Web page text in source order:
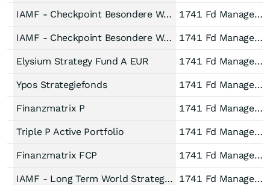
IAMF - Checkpoint Besondere Werte Fonds I 1741 Fd Managem AG
IAMF - Checkpoint Besondere Werte Fonds R 1741 Fd Managem AG
Elysium Strategy Fund A EUR 1741 Fd Managem AG
Ypos Strategiefonds 1741 Fd Managem AG
Finanzmatrix P 1741 Fd Managem AG
Triple P Active Portfolio 1741 Fd Managem AG
Finanzmatrix FCP 1741 Fd Managem AG
IAMF - Long Term World Strategy Portfolio R 1741 Fd Managem AG